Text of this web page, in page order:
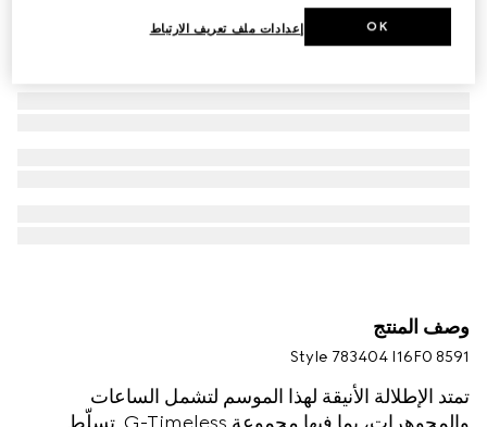
وصف المنتج
Style ‎783404 I16F0 8591
تمتد الإطلالة الأنيقة لهذا الموسم لتشمل الساعات
إعدادات ملف تعريف الارتباط OK